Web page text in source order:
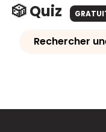
🎲 Quiz
Rechercher